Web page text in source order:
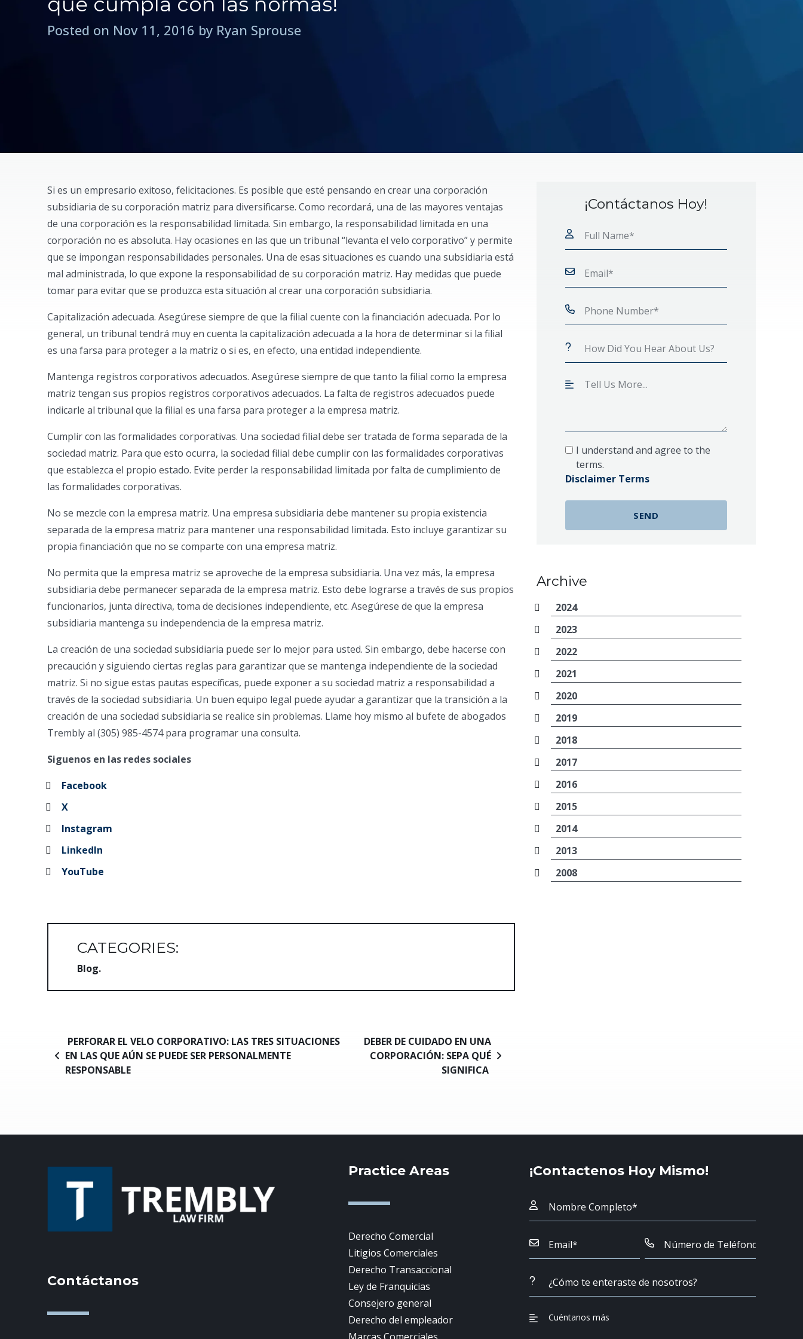
Posted on Nov 11, 2016 by Ryan Sprouse
Si es un empresario exitoso, felicitaciones. Es posible que esté pensando en crear una corporación
subsidiaria de su corporación matriz para diversificarse. Como recordará, una de las mayores ventajas
de una corporación es la responsabilidad limitada. Sin embargo, la responsabilidad limitada en una
corporación no es absoluta. Hay ocasiones en las que un tribunal “levanta el velo corporativo” y permite
que se impongan responsabilidades personales. Una de esas situaciones es cuando una subsidiaria está
mal administrada, lo que expone la responsabilidad de su corporación matriz. Hay medidas que puede
tomar para evitar que se produzca esta situación al crear una corporación subsidiaria.
Capitalización adecuada. Asegúrese siempre de que la filial cuente con la financiación adecuada. Por lo
general, un tribunal tendrá muy en cuenta la capitalización adecuada a la hora de determinar si la filial
es una farsa para proteger a la matriz o si es, en efecto, una entidad independiente.
Mantenga registros corporativos adecuados. Asegúrese siempre de que tanto la filial como la empresa
matriz tengan sus propios registros corporativos adecuados. La falta de registros adecuados puede
indicarle al tribunal que la filial es una farsa para proteger a la empresa matriz.
Cumplir con las formalidades corporativas. Una sociedad filial debe ser tratada de forma separada de la
sociedad matriz. Para que esto ocurra, la sociedad filial debe cumplir con las formalidades corporativas
que establezca el propio estado. Evite perder la responsabilidad limitada por falta de cumplimiento de
las formalidades corporativas.
No se mezcle con la empresa matriz. Una empresa subsidiaria debe mantener su propia existencia
separada de la empresa matriz para mantener una responsabilidad limitada. Esto incluye garantizar su
propia financiación que no se comparte con una empresa matriz.
No permita que la empresa matriz se aproveche de la empresa subsidiaria. Una vez más, la empresa
subsidiaria debe permanecer separada de la empresa matriz. Esto debe lograrse a través de sus propios
funcionarios, junta directiva, toma de decisiones independiente, etc. Asegúrese de que la empresa
subsidiaria mantenga su independencia de la empresa matriz.
La creación de una sociedad subsidiaria puede ser lo mejor para usted. Sin embargo, debe hacerse con
precaución y siguiendo ciertas reglas para garantizar que se mantenga independiente de la sociedad
matriz. Si no sigue estas pautas específicas, puede exponer a su sociedad matriz a responsabilidad a
través de la sociedad subsidiaria. Un buen equipo legal puede ayudar a garantizar que la transición a la
creación de una sociedad subsidiaria se realice sin problemas. Llame hoy mismo al bufete de abogados
Trembly al (305) 985-4574 para programar una consulta.
Siguenos en las redes sociales
Facebook
X
Instagram
LinkedIn
YouTube
CATEGORIES:
Blog
Navegación de entradas
PERFORAR EL VELO CORPORATIVO: LAS TRES SITUACIONES
EN LAS QUE AÚN SE PUEDE SER PERSONALMENTE
RESPONSABLE
DEBER DE CUIDADO EN UNA
CORPORACIÓN: SEPA QUÉ
SIGNIFICA
¡Contáctanos Hoy!
I understand and agree to the
terms.
Disclaimer Terms
Archive
2024
2023
2022
2021
2020
2019
2018
2017
2016
2015
2014
2013
2008
Contáctanos
Practice Areas
Derecho Comercial
Litigios Comerciales
Derecho Transaccional
Ley de Franquicias
Consejero general
Derecho del empleador
¡Contactenos Hoy Mismo!